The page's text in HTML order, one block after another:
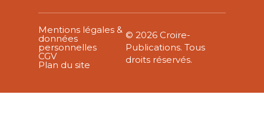
Mentions légales &
données
personnelles
CGV
Plan du site
© 2026 Croire-
Publications. Tous
droits réservés.